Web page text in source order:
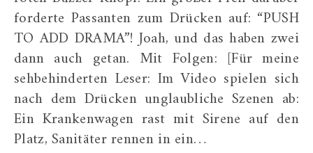
forderte Passanten zum Drücken auf: “PUSH
TO ADD DRAMA”! Joah, und das haben zwei
dann auch getan. Mit Folgen: [Für meine
sehbehinderten Leser: Im Video spielen sich
nach dem Drücken unglaubliche Szenen ab:
Ein Krankenwagen rast mit Sirene auf den
Platz, Sanitäter rennen in ein…